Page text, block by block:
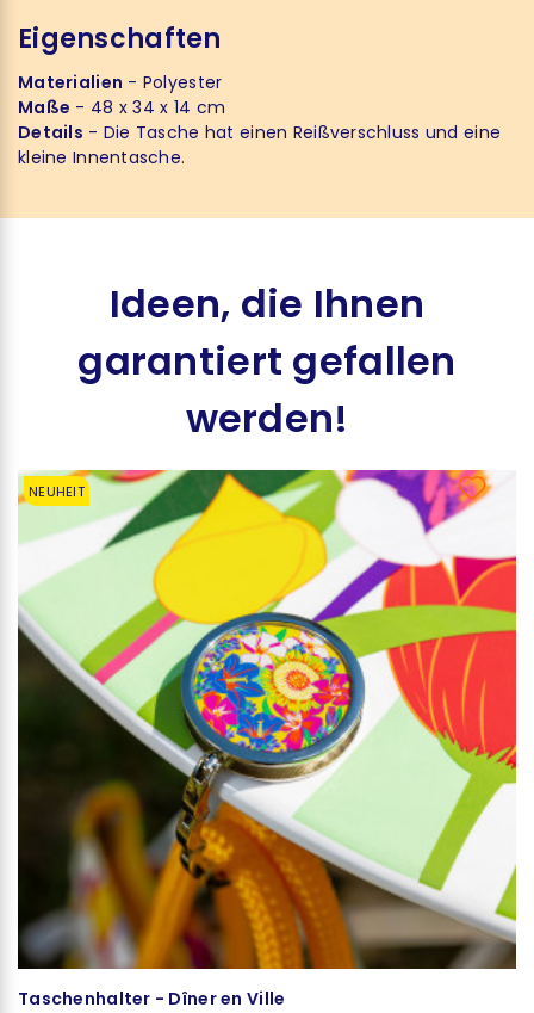
Eigenschaften
Materialien - Polyester
Maße - 48 x 34 x 14 cm
Details - Die Tasche hat einen Reißverschluss und eine
kleine Innentasche.
Ideen, die Ihnen
garantiert gefallen
werden!
NEUHEIT
Taschenhalter - Dîner en Ville